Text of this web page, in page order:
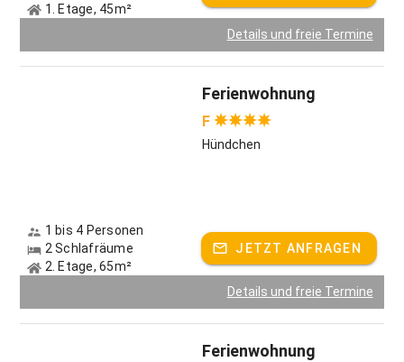
1. Etage, 45m²
Details und freie Termine
Ferienwohnung
F
Hündchen
1 bis 4 Personen
2 Schlafräume
2. Etage, 65m²
JETZT ANFRAGEN
Details und freie Termine
Ferienwohnung